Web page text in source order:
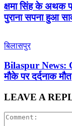
क्षमा सिंह के अथक
पुराना सपना हुआ
बिलासपुर
Bilaspur News:
मौके पर दर्दनाक मौत
LEAVE A